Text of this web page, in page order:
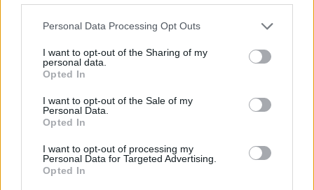
Personal Data Processing Opt Outs
I want to opt-out of the Sharing of my
personal data.
Opted In
I want to opt-out of the Sale of my
Personal Data.
Opted In
I want to opt-out of processing my
Personal Data for Targeted Advertising.
Opted In
Kärkölä
Lahti Orimattila
Sysmä
Pirkanmaa
Akaa Hämeenkyrö
Mänttä-Vilppula
Nokia Orivesi
Parkano